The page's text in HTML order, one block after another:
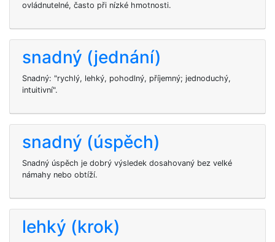
ovládnutelné, často při nízké hmotnosti.
snadný (jednání)
Snadný: "rychlý, lehký, pohodlný, příjemný; jednoduchý,
intuitivní".
snadný (úspěch)
Snadný úspěch je dobrý výsledek dosahovaný bez velké
námahy nebo obtíží.
lehký (krok)